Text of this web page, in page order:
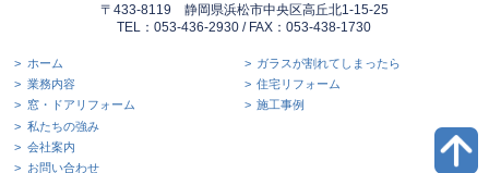
〒433-8119 静岡県浜松市中央区高丘北1-15-25
TEL：053-436-2930 / FAX：053-438-1730
ホーム
業務内容
窓・ドアリフォーム
ガラスが割れてしまったら
住宅リフォーム
施工事例
私たちの強み
会社案内
お問い合わせ